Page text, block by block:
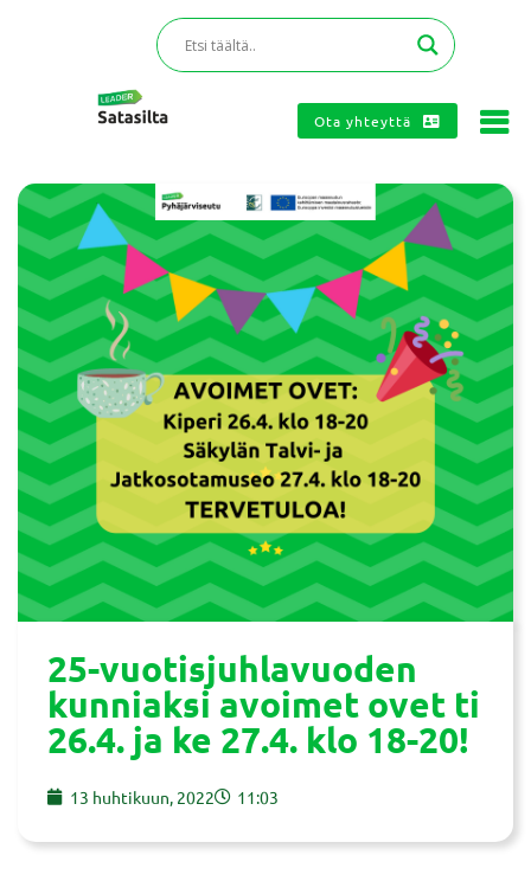
Ota yhteyttä
25-vuotisjuhlavuoden
kunniaksi avoimet ovet ti
26.4. ja ke 27.4. klo 18-20!
13 huhtikuun, 2022 11:03